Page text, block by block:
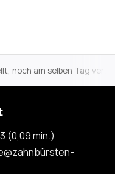
noch am selben Tag
(0,09 min.)